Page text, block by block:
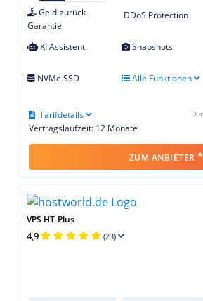
Geld-zurück-
Garantie
DDoS Protection
KI Assistent Snapshots
NVMe SSD
Alle Funktionen
Vertragslaufzeit: 12 Monate
Tarifdetails
ZUM ANBIETER *
VPS HT-Plus
4,9 (23)